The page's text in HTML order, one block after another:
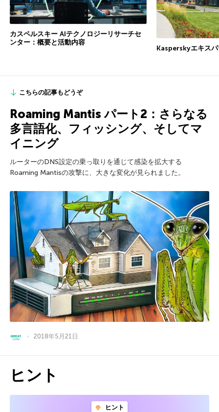
カスペルスキー AIテクノロジーリサーチセ
ンター：概要と活動内容
Kasperskyエキス
こちらの記事もどうぞ
Roaming Mantis パート2：さらなる
多言語化、フィッシング、そしてマ
イニング
ルーターのDNS設定の乗っ取りを通じて感染を拡大する
Roaming Mantisの攻撃に、大きな変化が見られました。
2018年5月21日
ヒント
ヒント